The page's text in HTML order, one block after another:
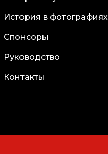
История в фотографиях
Спонсоры
Руководство
Контакты